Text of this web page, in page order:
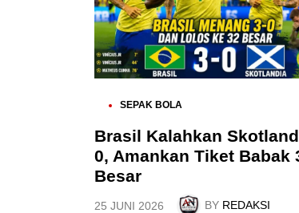
S
T
E
D
I
SEPAK BOLA
Brasil Kalahkan
0, Amankan Tiket Babak
Besar
25 JUNI 2026 BY REDAKSI